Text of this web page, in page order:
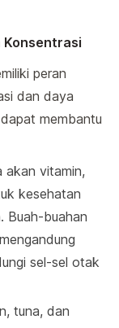
Konsentrasi
peran
dan daya
membantu
akan vitamin,
kesehatan
Buah-buahan
sel-sel otak
tuna, dan